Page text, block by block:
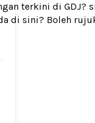
terkini di GDJ?
di sini? Boleh